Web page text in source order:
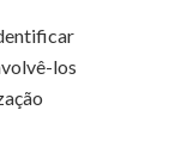
los